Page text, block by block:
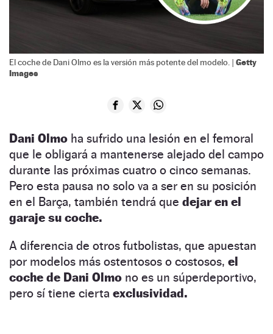
El coche de Dani Olmo es la versión más potente del modelo. | Getty
Images
Dani Olmo ha sufrido una lesión en el femoral
que le obligará a mantenerse alejado del campo
durante las próximas cuatro o cinco semanas.
Pero esta pausa no solo va a ser en su posición
en el Barça, también tendrá que dejar en el
garaje su coche.
A diferencia de otros futbolistas, que apuestan
por modelos más ostentosos o costosos, el
coche de Dani Olmo no es un súperdeportivo,
pero sí tiene cierta exclusividad.